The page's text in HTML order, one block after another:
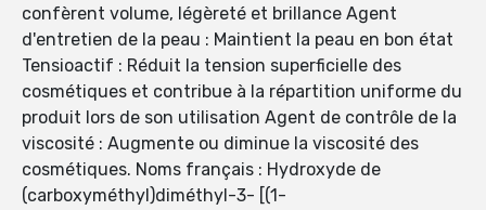
confèrent volume, légèreté et brillance Agent
d'entretien de la peau : Maintient la peau en bon état
Tensioactif : Réduit la tension superficielle des
cosmétiques et contribue à la répartition uniforme du
produit lors de son utilisation Agent de contrôle de la
viscosité : Augmente ou diminue la viscosité des
cosmétiques. Noms français : Hydroxyde de
(carboxyméthyl)diméthyl-3- [(1-